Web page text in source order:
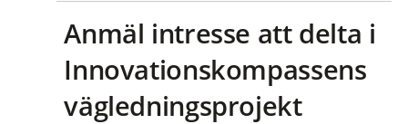
Anmäl intresse att delta i
Innovationskompassens
vägledningsprojekt